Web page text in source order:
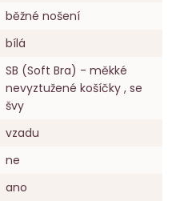
běžné nošení
bílá
SB (Soft Bra) - měkké
nevyztužené košíčky , se
švy
vzadu
ne
ano